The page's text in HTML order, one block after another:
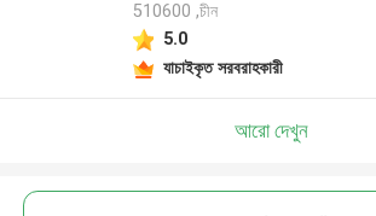
510600 ,চীন
5.0
যাচাইকৃত সরবরাহকারী
আরো দেখুন